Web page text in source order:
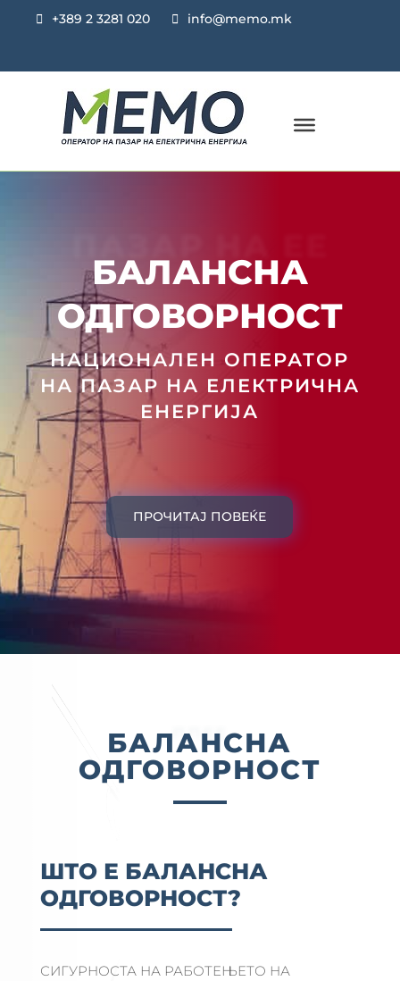
+389 2 3281 020 info@memo.mk
БАЛАНСНА
ОДГОВОРНОСТ
НАЦИОНАЛЕН ОПЕРАТОР
НА ПАЗАР НА ЕЛЕКТРИЧНА
ЕНЕРГИЈА
ПРОЧИТАЈ ПОВЕЌЕ
ППЕЕ
БАЛАНСНА
ОДГОВОРНОСТ
ШТО Е БАЛАНСНА
ОДГОВОРНОСТ?
СИГУРНОСТА НА РАБОТЕЊЕТО НА